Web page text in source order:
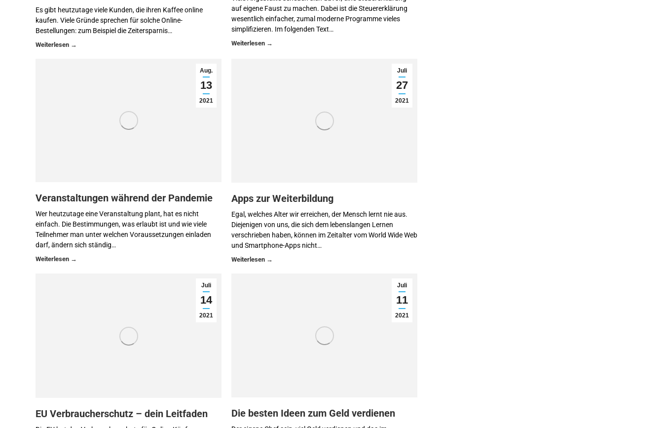
Es gibt heutzutage viele Kunden, die ihren Kaffee online
kaufen. Viele Gründe sprechen für solche Online-
Bestellungen: zum Beispiel die Zeitersparnis…
auf eigene Faust zu machen. Dabei ist die Steuererklärung
wesentlich einfacher, zumal moderne Programme vieles
simplifizieren. Im folgenden Text…
Aug.
13
2021
Veranstaltungen während der Pandemie
Wer heutzutage eine Veranstaltung plant, hat es nicht
einfach. Die Bestimmungen, was erlaubt ist und wie viele
Teilnehmer man unter welchen Voraussetzungen einladen
darf, ändern sich ständig…
Juli
27
2021
Apps zur Weiterbildung
Egal, welches Alter wir erreichen, der Mensch lernt nie aus.
Diejenigen von uns, die sich dem lebenslangen Lernen
verschrieben haben, können im Zeitalter vom World Wide Web
und Smartphone-Apps nicht…
Juli
14
2021
EU Verbraucherschutz – dein Leitfaden
Juli
11
2021
Die besten Ideen zum Geld verdienen